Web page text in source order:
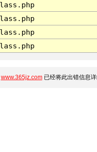
www.365jz.com已经将此出错信息